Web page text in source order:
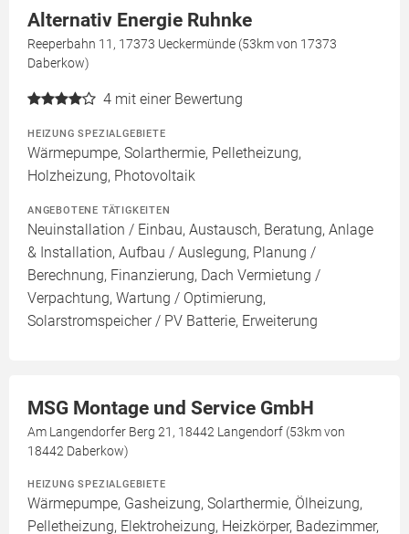
Alternativ Energie Ruhnke
Reeperbahn 11, 17373 Ueckermünde (53km von 17373
Daberkow)
4 mit einer Bewertung
HEIZUNG SPEZIALGEBIETE
Wärmepumpe, Solarthermie, Pelletheizung,
Holzheizung, Photovoltaik
ANGEBOTENE TÄTIGKEITEN
Neuinstallation / Einbau, Austausch, Beratung, Anlage
& Installation, Aufbau / Auslegung, Planung /
Berechnung, Finanzierung, Dach Vermietung /
Verpachtung, Wartung / Optimierung,
Solarstromspeicher / PV Batterie, Erweiterung
MSG Montage und Service GmbH
Am Langendorfer Berg 21, 18442 Langendorf (53km von
18442 Daberkow)
HEIZUNG SPEZIALGEBIETE
Wärmepumpe, Gasheizung, Solarthermie, Ölheizung,
Pelletheizung, Elektroheizung, Heizkörper, Badezimmer,